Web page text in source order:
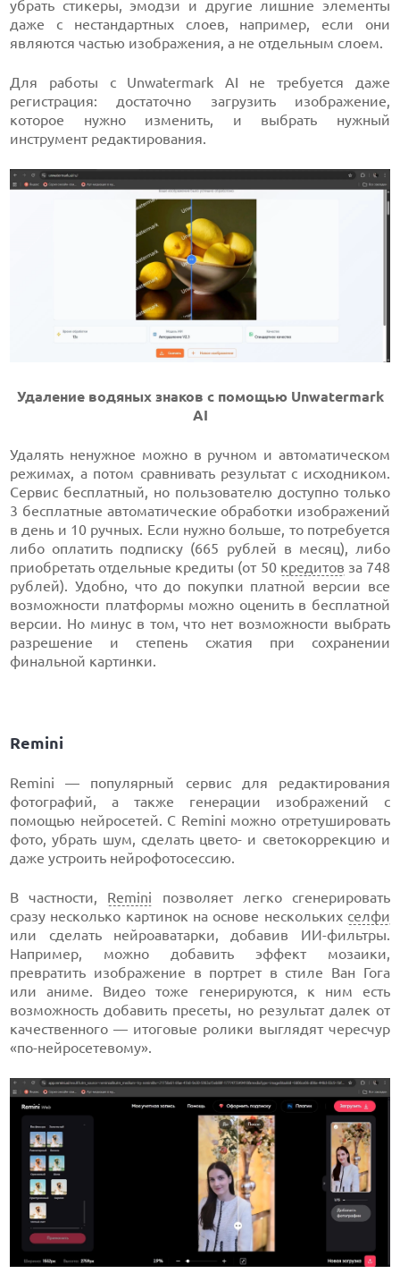
убрать стикеры, эмодзи и другие лишние элементы
даже с нестандартных слоев, например, если они
являются частью изображения, а не отдельным слоем.
Для работы с Unwatermark AI не требуется даже
регистрация: достаточно загрузить изображение,
которое нужно изменить, и выбрать нужный
инструмент редактирования.
Удаление водяных знаков с помощью Unwatermark
AI
Удалять ненужное можно в ручном и автоматическом
режимах, а потом сравнивать результат с исходником.
Сервис бесплатный, но пользователю доступно только
3 бесплатные автоматические обработки изображений
в день и 10 ручных. Если нужно больше, то потребуется
либо оплатить подписку (665 рублей в месяц), либо
приобретать отдельные кредиты (от 50 кредитов за 748
рублей). Удобно, что до покупки платной версии все
возможности платформы можно оценить в бесплатной
версии. Но минус в том, что нет возможности выбрать
разрешение и степень сжатия при сохранении
финальной картинки.
Remini
Remini — популярный сервис для редактирования
фотографий, а также генерации изображений с
помощью нейросетей. С Remini можно отретушировать
фото, убрать шум, сделать цвето- и светокоррекцию и
даже устроить нейрофотосессию.
В частности, Remini позволяет легко сгенерировать
сразу несколько картинок на основе нескольких селфи
или сделать нейроаватарки, добавив ИИ-фильтры.
Например, можно добавить эффект мозаики,
превратить изображение в портрет в стиле Ван Гога
или аниме. Видео тоже генерируются, к ним есть
возможность добавить пресеты, но результат далек от
качественного — итоговые ролики выглядят чересчур
«по-нейросетевому».